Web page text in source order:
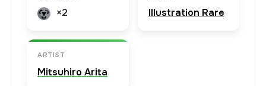
×2 Illustration Rare
ARTIST
Mitsuhiro Arita